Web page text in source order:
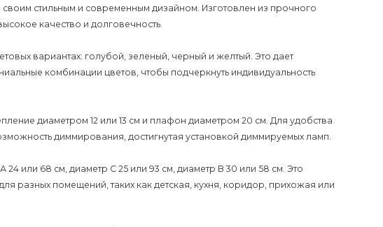
стильным и современным дизайном. Изготовлен из прочного
качество и долговечность.
вариантах: голубой, зеленый, черный и желтый. Это дает
комбинации цветов, чтобы подчеркнуть индивидуальность
диаметром 12 или 13 см и плафон диаметром 20 см. Для удобства
диммирования, достигнутая установкой диммируемых ламп.
24 или 68 см, диаметр С 25 или 93 см, диаметр В 30 или 58 см. Это
разных помещений, таких как детская, кухня, коридор, прихожая или